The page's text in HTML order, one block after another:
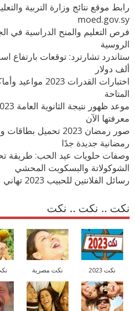
رابط موقع نتائج وزارة التربية
moed.gov.sy
فرص التعليم والمنح الدراسية في
الروسية
ألف دولار
اختبارات القدرات
المتاحة
معرفتها الآن
صور رمضان 2023 تحميل
رمضانية جديدة جدًا
وصفات حلويات عيد الحب: طريقة
الشوكولاتة والبسكويت المحشي
رسائل الفلانتين للحبيب 2023 تهاني عيد حب سعيد للعشاق
نكت .. نكت .. نكت
نكت 2023 نكت مصرية